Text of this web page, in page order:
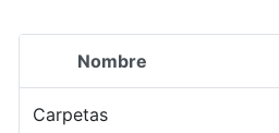
Selección del elemento
Nombre
Carpetas